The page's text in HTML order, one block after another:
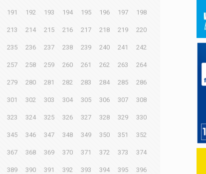
191 192 193 194 195 196 197 198
213 214 215 216 217 218 219 220
235 236 237 238 239 240 241 242
257 258 259 260 261 262 263 264
279 280 281 282 283 284 285 286
301 302 303 304 305 306 307 308
323 324 325 326 327 328 329 330
345 346 347 348 349 350 351 352
367 368 369 370 371 372 373 374
389 390 391 392 393 394 395 396